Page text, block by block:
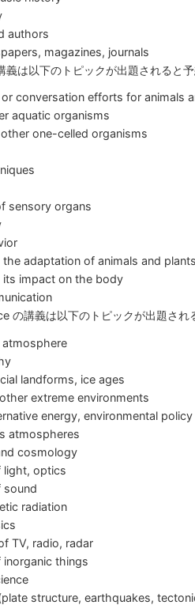
authors
magazines, journals
は以下のトピックが出題されると予
conversation efforts for animals
aquatic organisms
one-celled organisms
sensory organs
the adaptation of animals and
its impact on the body
の講義は以下のトピックが出題され
atmosphere
landforms, ice ages
extreme environments
energy, environmental policy
atmospheres
cosmology
light, optics
sound
radiation
TV, radio, radar
things
structure, earthquakes,